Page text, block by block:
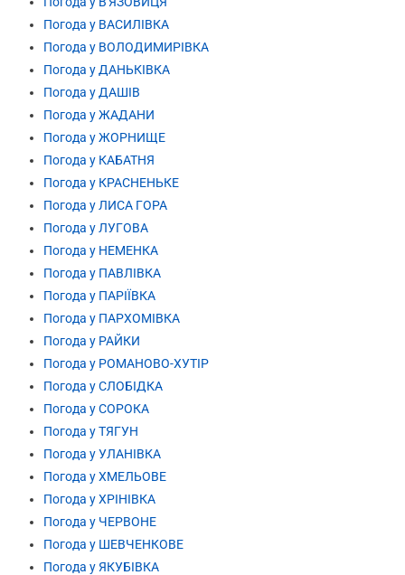
Погода у ВАСИЛІВКА
Погода у ВОЛОДИМИРІВКА
Погода у ДАНЬКІВКА
Погода у ДАШІВ
Погода у ЖАДАНИ
Погода у ЖОРНИЩЕ
Погода у КАБАТНЯ
Погода у КРАСНЕНЬКЕ
Погода у ЛИСА ГОРА
Погода у ЛУГОВА
Погода у НЕМЕНКА
Погода у ПАВЛІВКА
Погода у ПАРІЇВКА
Погода у ПАРХОМІВКА
Погода у РАЙКИ
Погода у РОМАНОВО-ХУТІР
Погода у СЛОБІДКА
Погода у СОРОКА
Погода у ТЯГУН
Погода у УЛАНІВКА
Погода у ХМЕЛЬОВЕ
Погода у ХРІНІВКА
Погода у ЧЕРВОНЕ
Погода у ШЕВЧЕНКОВЕ
Погода у ЯКУБІВКА